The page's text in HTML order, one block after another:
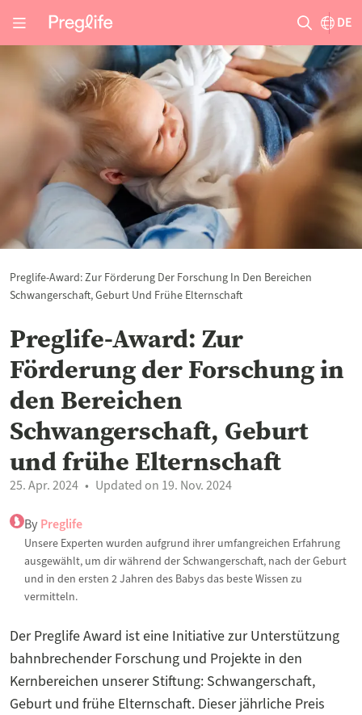
DE
Preglife-Award: Zur Förderung Der Forschung In Den Bereichen
Schwangerschaft, Geburt Und Frühe Elternschaft
Preglife-Award: Zur
Förderung der Forschung in
den Bereichen
Schwangerschaft, Geburt
und frühe Elternschaft
25. Apr. 2024 Updated on 19. Nov. 2024
By Preglife
Unsere Experten wurden aufgrund ihrer umfangreichen Erfahrung
ausgewählt, um dir während der Schwangerschaft, nach der Geburt
und in den ersten 2 Jahren des Babys das beste Wissen zu
vermitteln.
Der Preglife Award ist eine Initiative zur Unterstützung
bahnbrechender Forschung und Projekte in den
Kernbereichen unserer Stiftung: Schwangerschaft,
Geburt und frühe Elternschaft. Dieser jährliche Preis